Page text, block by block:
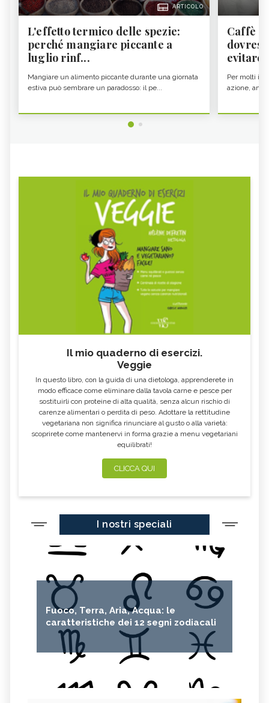
ARTICOLO
L'effetto termico delle spezie:
perché mangiare piccante a
luglio rinf...
Mangiare un alimento piccante durante una giornata
estiva può sembrare un paradosso: il pe...
Caffè
evitare
Per molti il
azione,
Il mio quaderno di esercizi.
Veggie
In questo libro, con la guida di una dietologa, apprenderete in
modo efficace come eliminare dalla tavola carne e pesce per
sostituirli con proteine di alta qualità, senza alcun rischio di
carenze alimentari o perdita di peso. Adottare la rettitudine
vegetariana non significa rinunciare al gusto o alla varietà:
scoprirete come mantenervi in forma grazie a menu vegetariani
equilibrati!
CLICCA QUI
I nostri speciali
Fuoco, Terra, Aria, Acqua: le
caratteristiche dei 12 segni zodiacali